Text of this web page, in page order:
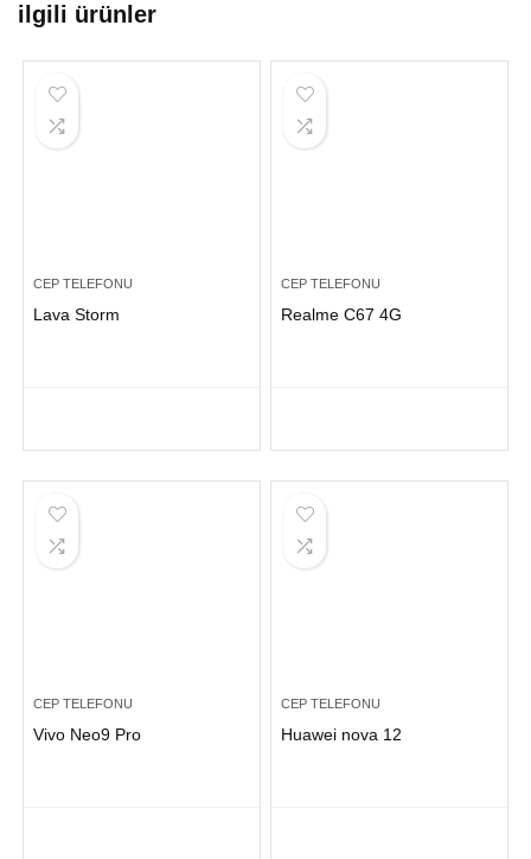
ilgili ürünler
CEP TELEFONU
Lava Storm
CEP TELEFONU
Realme C67 4G
CEP TELEFONU
Vivo Neo9 Pro
CEP TELEFONU
Huawei nova 12